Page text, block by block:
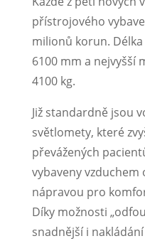
přístrojového
milionů korun.
6100 mm a
4100 kg.
Již standardně jsou
světlomety, které
převážených
vybaveny
nápravou pro
Díky možnosti
snadnější i